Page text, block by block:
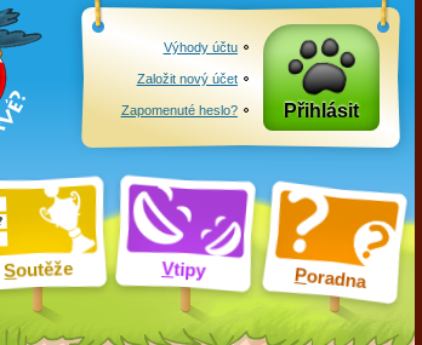
Soutěže Vtipy Poradna
Výhody účtu
Založit nový účet
Zapomenuté heslo? Přihlásit